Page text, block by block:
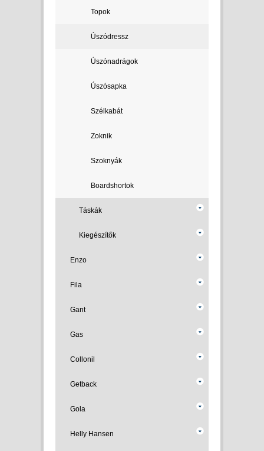
Topok
Úszódressz
Úszónadrágok
Úszósapka
Szélkabát
Zoknik
Szoknyák
Boardshortok
Táskák
Kiegészítők
Enzo
Fila
Gant
Gas
Collonil
Getback
Gola
Helly Hansen